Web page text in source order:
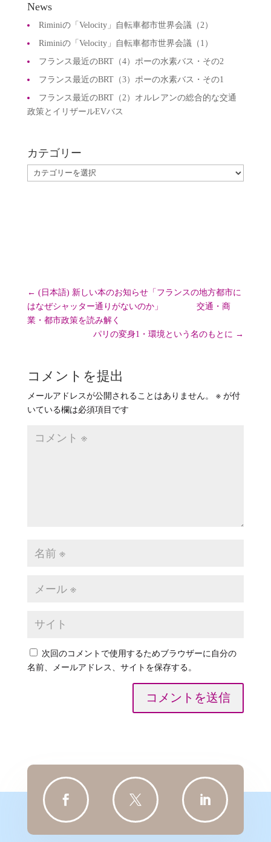
News
Riminiの「Velocity」自転車都市世界会議（2）
Riminiの「Velocity」自転車都市世界会議（1）
フランス最近のBRT（4）ポーの水素バス・その2
フランス最近のBRT（3）ポーの水素バス・その1
フランス最近のBRT（2）オルレアンの総合的な交通
政策とイリザールEVバス
カテゴリー
カ
← (日本語) 新しい本のお知らせ「フランスの地方都市に
はなぜシャッター通りがないのか」 交通・商
業・都市政策を読み解く
パリの変身1・環境という名のもとに →
コメントを提出
メールアドレスが公開されることはありません。 ※が付
いている欄は必須項目です
次回のコメントで使用するためブラウザーに自分の
名前、メールアドレス、サイトを保存する。
コメントを送信
  